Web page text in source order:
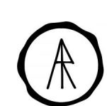
springen